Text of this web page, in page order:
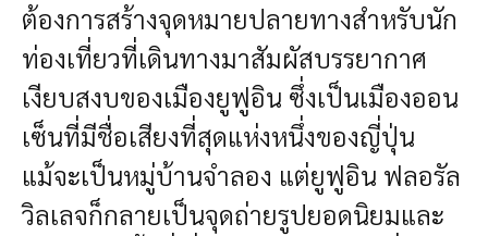
ต้องการสร้างจุดหมายปลายทางสำหรับนัก
ท่องเที่ยวที่เดินทางมาสัมผัสบรรยากาศ
เงียบสงบของเมืองยูฟูอิน ซึ่งเป็นเมืองออน
เซ็นที่มีชื่อเสียงที่สุดแห่งหนึ่งของญี่ปุ่น
แม้จะเป็นหมู่บ้านจำลอง แต่ยูฟูอิน ฟลอรัล
วิลเลจก็กลายเป็นจุดถ่ายรูปยอดนิยมและ